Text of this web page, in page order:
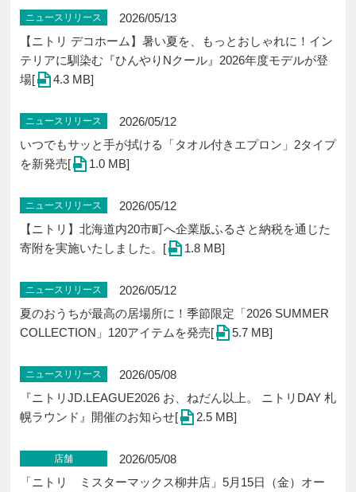
ニュースリリース
2026/05/13
【ニトリ デコホーム】暑い夏を、もっとおしゃれに！イン
テリアに馴染む『ひんやりNクール』2026年度モデルが登
場[
4.3 MB]
ニュースリリース
2026/05/12
いつでもサッと手が拭ける「タオル付きエプロン」2タイプ
を新発売[
1.0 MB]
ニュースリリース
2026/05/12
【ニトリ】北海道内20市町へ企業版ふるさと納税を通じた
寄附を実施いたしました。[
1.8 MB]
ニュースリリース
2026/05/12
夏のおうちが最高の居場所に！季節限定「2026 SUMMER
COLLECTION」120アイテムを発売[
5.7 MB]
ニュースリリース
2026/05/08
『ニトリJD.LEAGUE2026 お、ねだん以上。 ニトリDAY 札
幌ラウンド』開催のお知らせ[
2.5 MB]
店舗
2026/05/08
「ニトリ ミスターマックス柳井店」5月15日（金）オー